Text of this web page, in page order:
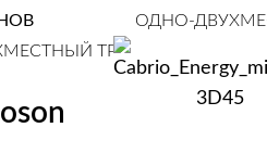
ТРАЙК / ТАНДЕМ С
ОДНО-